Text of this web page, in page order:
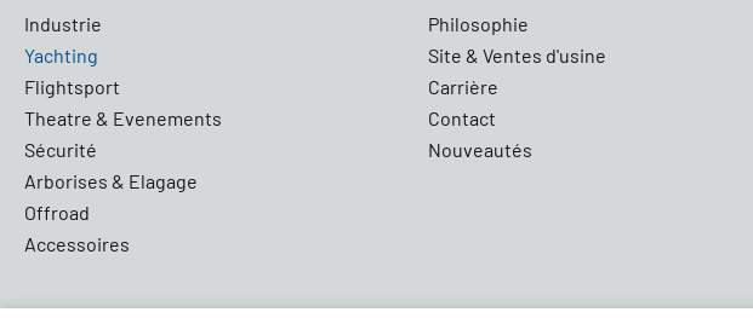
Industrie
Yachting
Flightsport
Theatre & Evenements
Sécurité
Arborises & Elagage
Offroad
Accessoires
Philosophie
Site & Ventes d'usine
Carrière
Contact
Nouveautés